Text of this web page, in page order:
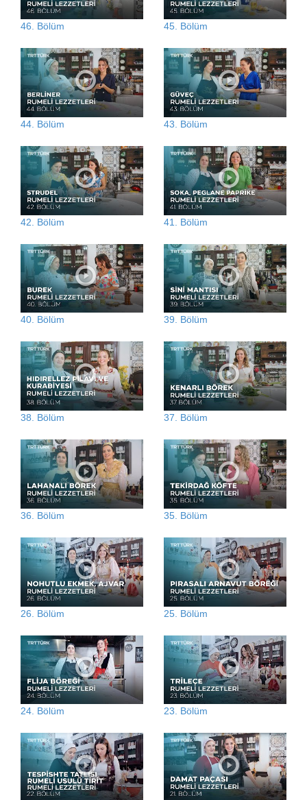
46. Bölüm 45. Bölüm
44. Bölüm 43. Bölüm
42. Bölüm 41. Bölüm
40. Bölüm 39. Bölüm
38. Bölüm 37. Bölüm
36. Bölüm 35. Bölüm
26. Bölüm 25. Bölüm
24. Bölüm 23. Bölüm